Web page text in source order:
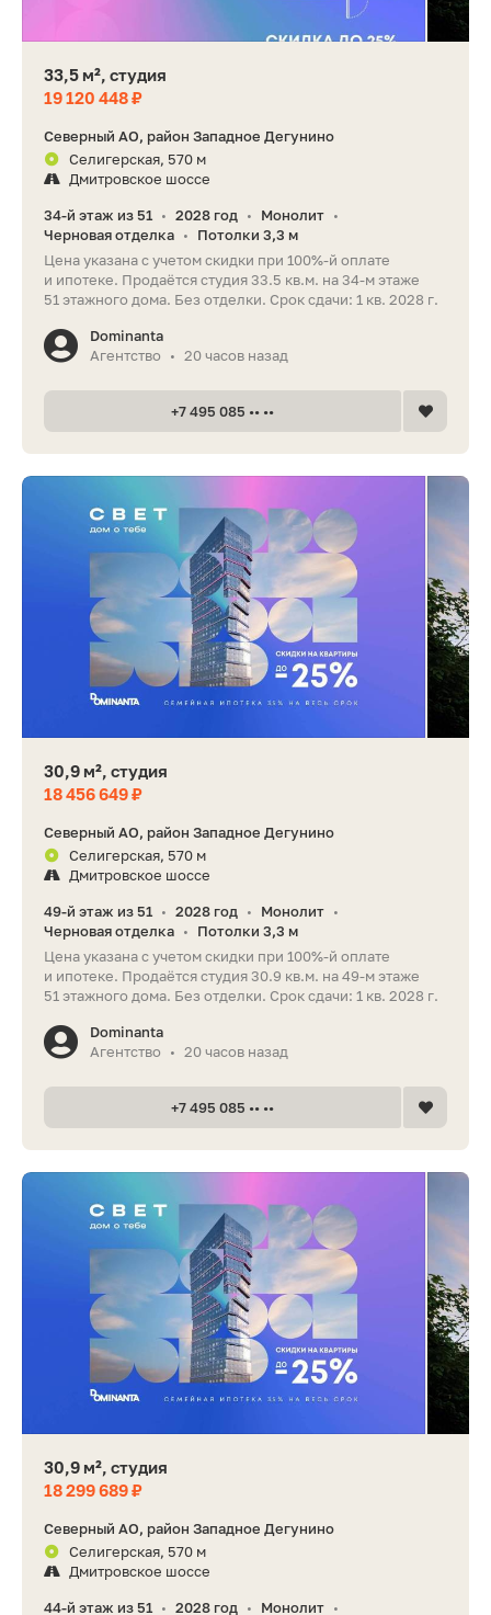
33,5 м², студия
19 120 448 ₽
Северный АО, район Западное Дегунино
Селигерская, 570 м
Дмитровское шоссе
34-й этаж из 51 • 2028 год • Монолит •
Черновая отделка •
Потолки 3,3 м
Цена указана с учетом скидки при 100%-й оплате
и ипотеке. Продаётся студия 33.5 кв.м. на 34-м этаже
51 этажного дома. Без отделки. Срок сдачи: 1 кв. 2028 г.
Dominanta
Агентство
• 20 часов назад
+7 495 085 •• ••
30,9 м², студия
18 456 649 ₽
Северный АО, район Западное Дегунино
Селигерская, 570 м
Дмитровское шоссе
49-й этаж из 51 • 2028 год • Монолит •
Черновая отделка •
Потолки 3,3 м
Цена указана с учетом скидки при 100%-й оплате
и ипотеке. Продаётся студия 30.9 кв.м. на 49-м этаже
51 этажного дома. Без отделки. Срок сдачи: 1 кв. 2028 г.
Dominanta
Агентство
• 20 часов назад
+7 495 085 •• ••
30,9 м², студия
18 299 689 ₽
Северный АО, район Западное Дегунино
Селигерская, 570 м
Дмитровское шоссе
44-й этаж из 51 • 2028 год • Монолит •